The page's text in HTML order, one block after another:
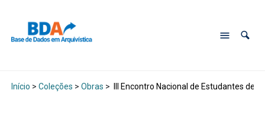
Início > Coleções > Obras > III Encontro Nacional de Estudantes de